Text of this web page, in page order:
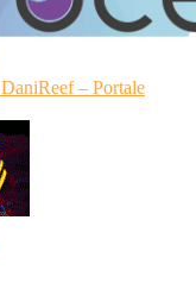
DaniReef – Portale